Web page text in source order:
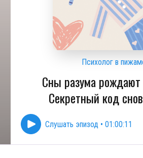
Психолог в
Сны разума
Секретный код
Слушать эпизод • 01:00:11